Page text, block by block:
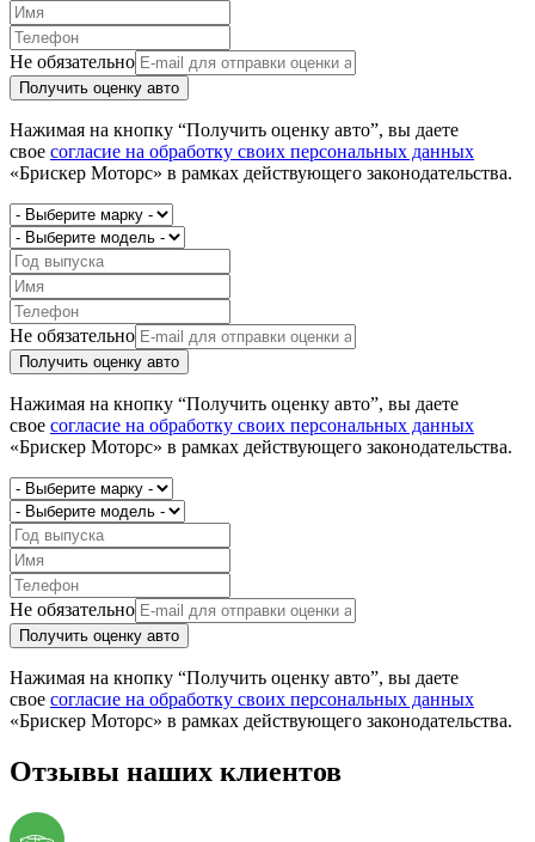
Не обязательно
Получить оценку авто
Нажимая на кнопку “Получить оценку авто”, вы даете
свое согласие на обработку своих персональных данных
«Брискер Моторс» в рамках действующего законодательства.
Не обязательно
Получить оценку авто
Нажимая на кнопку “Получить оценку авто”, вы даете
свое согласие на обработку своих персональных данных
«Брискер Моторс» в рамках действующего законодательства.
Не обязательно
Получить оценку авто
Нажимая на кнопку “Получить оценку авто”, вы даете
свое согласие на обработку своих персональных данных
«Брискер Моторс» в рамках действующего законодательства.
Отзывы наших клиентов